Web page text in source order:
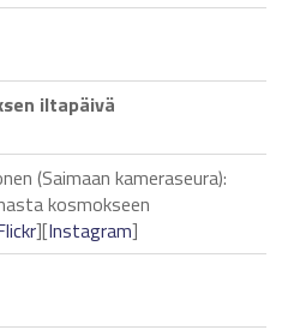
iltapäivä
(Saimaan kameraseura):
kosmokseen
][Instagram]